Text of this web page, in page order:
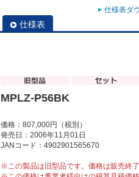
仕様表ダ
仕様表
MPLZ-P56BK
価格：807,000円（税別）
発売日：2006年11月01日
JANコード：4902901565670
※この製品は旧型品です。価格は販売終